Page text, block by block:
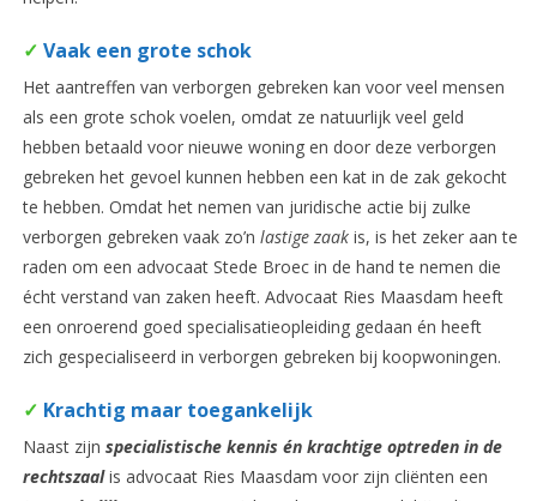
✓ Vaak een grote schok
Het aantreffen van verborgen gebreken kan voor veel mensen
als een grote schok voelen, omdat ze natuurlijk veel geld
hebben betaald voor nieuwe woning en door deze verborgen
gebreken het gevoel kunnen hebben een kat in de zak gekocht
te hebben. Omdat het nemen van juridische actie bij zulke
verborgen gebreken vaak zo’n lastige zaakis, is het zeker aan te
raden om een advocaat Stede Broec in de hand te nemen die
écht verstand van zaken heeft. Advocaat Ries Maasdam heeft
een onroerend goed specialisatieopleiding gedaan én heeft
zich gespecialiseerd in verborgen gebreken bij koopwoningen.
✓ Krachtig maar toegankelijk
Naast zijn specialistische kennis én krachtige optreden in de
rechtszaalis advocaat Ries Maasdam voor zijn cliënten een